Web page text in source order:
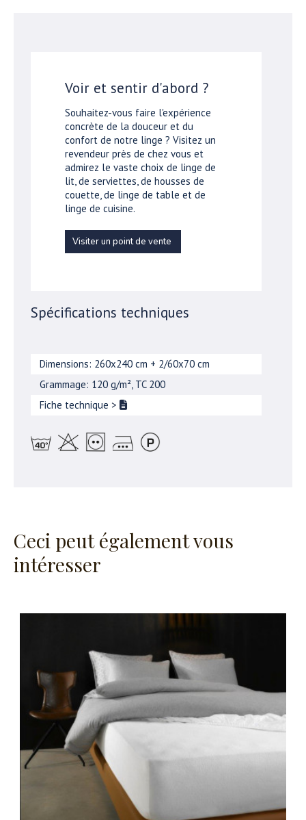
Voir et sentir d'abord ?
Souhaitez-vous faire l'expérience
concrète de la douceur et du
confort de notre linge ? Visitez un
revendeur près de chez vous et
admirez le vaste choix de linge de
lit, de serviettes, de housses de
couette, de linge de table et de
linge de cuisine.
Visiter un point de vente
Spécifications techniques
Dimensions: 260x240 cm + 2/60x70 cm
Grammage: 120 g/m², TC 200
Fiche technique >
Ceci peut également vous
intéresser